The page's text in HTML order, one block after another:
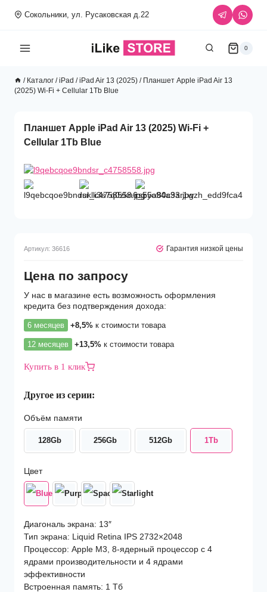
Сокольники, ул. Русаковская д.22
0
/ Каталог / iPad / iPad Air 13 (2025) / Планшет Apple iPad Air 13
(2025) Wi-Fi + Cellular 1Tb Blue
Планшет Apple iPad Air 13 (2025) Wi-Fi +
Cellular 1Tb Blue
Артикул: 36616 Гарантия низкой цены
Цена по запросу
У нас в магазине есть возможность оформления
кредита без подтверждения дохода:
6 месяцев +8,5% к стоимости товара
12 месяцев +13,5% к стоимости товара
Купить в 1 клик
Другое из серии:
Объём памяти
128Gb 256Gb 512Gb 1Tb
Цвет
Диагональ экрана: 13″
Тип экрана: Liquid Retina IPS 2732×2048
Процессор: Apple M3, 8-ядерный процессор с 4
ядрами производительности и 4 ядрами
эффективности
Встроенная память: 1 Тб